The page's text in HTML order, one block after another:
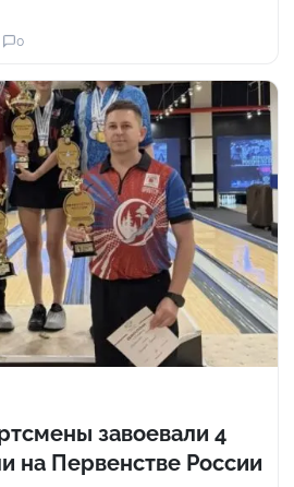
0
завоевали 4
на Первенстве России